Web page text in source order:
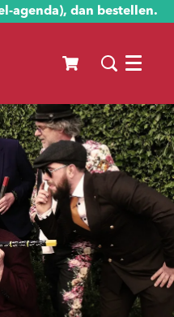
agenda), dan bestellen.
Menu